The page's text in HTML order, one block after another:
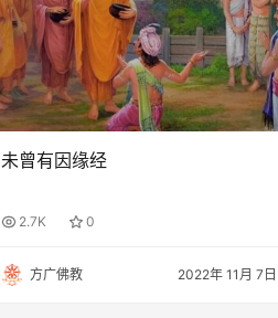
未曾有因缘经
2.7K 0
方广佛教 2022年 11月 7日